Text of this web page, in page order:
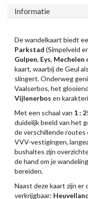
Informatie
De wandelkaart biedt
Parkstad (Simpelveld
Gulpen, Eys, Mechelen
kaart, waarbij de Geul
slingert. Onderweg
Vaalserbos, het
Vijlenerbos en
Met een schaal van 1 :
duidelijk beeld van het
de verschillende
VVV-vestigingen,
bushaltes zijn
de hand om je
bereiden.
Naast deze kaart zijn
verkrijgbaar: